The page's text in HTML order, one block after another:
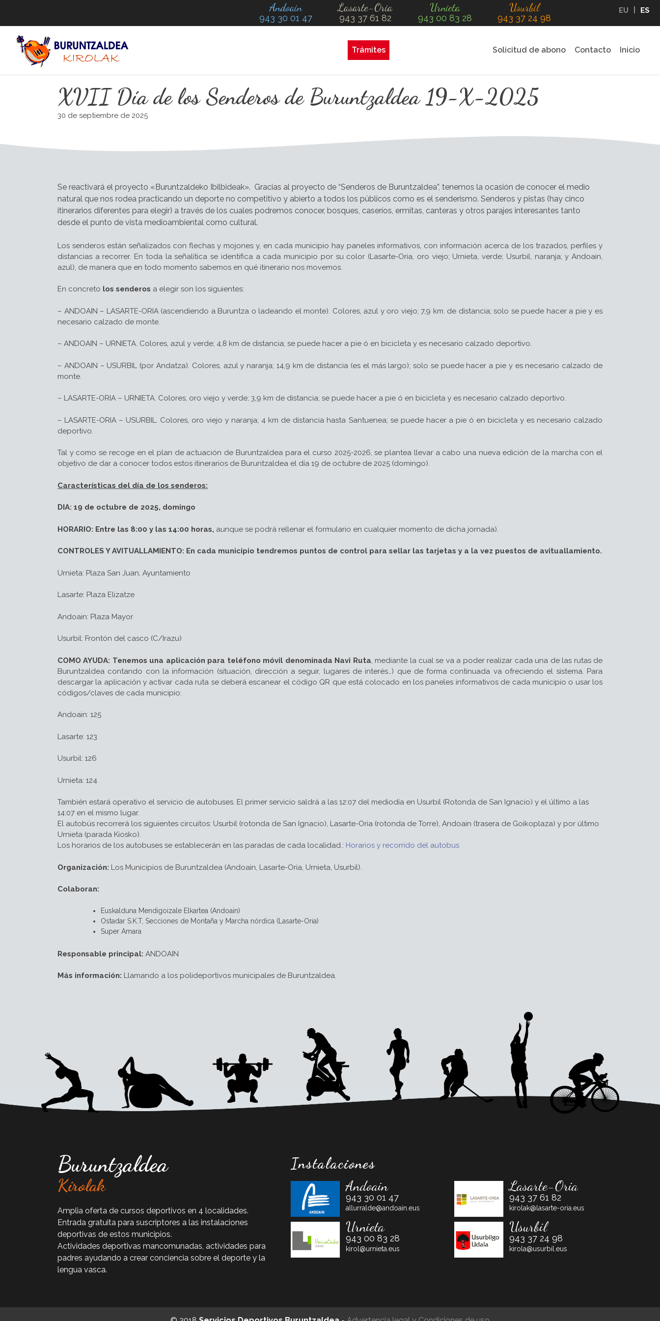
content
Andoain
943 30 01 47
Lasarte-Oria
943 37 61 82
Urnieta
943 00 83 28
Usurbil
943 37 24 98
EU ES
Trámites Solicitud de abono Contacto Inicio
XVII Día de los Senderos de Buruntzaldea 19-X-2025
30 de septiembre de 2025
Se reactivará el proyecto «Buruntzaldeko Ibilbideak». Gracias al proyecto de “Senderos de Buruntzaldea”, tenemos la ocasión de conocer el medio
natural que nos rodea practicando un deporte no competitivo y abierto a todos los públicos como es el senderismo. Senderos y pistas (hay cinco
itinerarios diferentes para elegir) a través de los cuales podremos conocer, bosques, caseríos, ermitas, canteras y otros parajes interesantes tanto
desde el punto de vista medioambiental como cultural.
Los senderos están señalizados con flechas y mojones y, en cada municipio hay paneles informativos, con información acerca de los trazados, perfiles y
distancias a recorrer. En toda la señalítica se identifica a cada municipio por su color (Lasarte-Oria, oro viejo; Urnieta, verde; Usurbil, naranja; y Andoain,
azul), de manera que en todo momento sabemos en qué itinerario nos movemos.
En concreto los senderos a elegir son los siguientes:
– ANDOAIN – LASARTE-ORIA (ascendiendo a Buruntza o ladeando el monte). Colores, azul y oro viejo; 7,9 km. de distancia; solo se puede hacer a pie y es
necesario calzado de monte.
– ANDOAIN – URNIETA. Colores, azul y verde; 4,8 km de distancia; se puede hacer a pie ó en bicicleta y es necesario calzado deportivo.
– ANDOAIN – USURBIL (por Andatza). Colores, azul y naranja; 14,9 km de distancia (es el más largo); solo se puede hacer a pie y es necesario calzado de
monte.
– LASARTE-ORIA – URNIETA. Colores, oro viejo y verde; 3,9 km de distancia; se puede hacer a pie ó en bicicleta y es necesario calzado deportivo.
– LASARTE-ORIA – USURBIL. Colores, oro viejo y naranja; 4 km de distancia hasta Santuenea; se puede hacer a pie ó en bicicleta y es necesario calzado
deportivo.
Tal y como se recoge en el plan de actuación de Buruntzaldea para el curso 2025-2026, se plantea llevar a cabo una nueva edición de la marcha con el
objetivo de dar a conocer todos estos itinerarios de Buruntzaldea el día 19 de octubre de 2025 (domingo).
Características del día de los senderos:
DIA: 19 de octubre de 2025, domingo
HORARIO: Entre las 8:00 y las 14:00 horas, aunque se podrá rellenar el formulario en cualquier momento de dicha jornada).
CONTROLES Y AVITUALLAMIENTO: En cada municipio tendremos puntos de control para sellar las tarjetas y a la vez puestos de avituallamiento.
Urnieta: Plaza San Juan, Ayuntamiento
Lasarte: Plaza Elizatze
Andoain: Plaza Mayor
Usurbil: Frontón del casco (C/Irazu)
COMO AYUDA: Tenemos una aplicación para teléfono móvil denominada Navi Ruta , mediante la cual se va a poder realizar cada una de las rutas de
Buruntzaldea contando con la información (situación, dirección a seguir, lugares de interés…) que de forma continuada va ofreciendo el sistema. Para
descargar la aplicación y activar cada ruta se deberá escanear el código QR que está colocado en los paneles informativos de cada municipio o usar los
códigos/claves de cada municipio:
Andoain: 125
Lasarte: 123
Usurbil: 126
Urnieta: 124
También estará operativo el servicio de autobuses. El primer servicio saldrá a las 12:07 del mediodía en Usurbil (Rotonda de San Ignacio) y el último a las
14:07 en el mismo lugar.
El autobús recorrerá los siguientes circuitos: Usurbil (rotonda de San Ignacio), Lasarte-Oria (rotonda de Torre), Andoain (trasera de Goikoplaza) y por último
Urnieta (parada Kiosko).
Los horarios de los autobuses se establecerán en las paradas de cada localidad.: Horarios y recorrido del autobus
Organización: Los Municipios de Buruntzaldea (Andoain, Lasarte-Oria, Urnieta, Usurbil).
Colaboran:
Euskalduna Mendigoizale Elkartea (Andoain)
Ostadar S.K.T, Secciones de Montaña y Marcha nórdica (Lasarte-Oria)
Super Amara
Responsable principal: ANDOAIN
Más información: Llamando a los polideportivos municipales de Buruntzaldea.
Buruntzaldea
Kirolak
Amplia oferta de cursos deportivos en 4 localidades.
Entrada gratuita para suscriptores a las instalaciones
deportivas de estos municipios.
Actividades deportivas mancomunadas, actividades para
padres ayudando a crear conciencia sobre el deporte y la
lengua vasca.
Instalaciones
Andoain
943 30 01 47
allurralde@andoain.eus
Lasarte-Oria
943 37 61 82
kirolak@lasarte-oria.eus
Urnieta
943 00 83 28
kirol@urnieta.eus
Usurbil
943 37 24 98
kirola@usurbil.eus